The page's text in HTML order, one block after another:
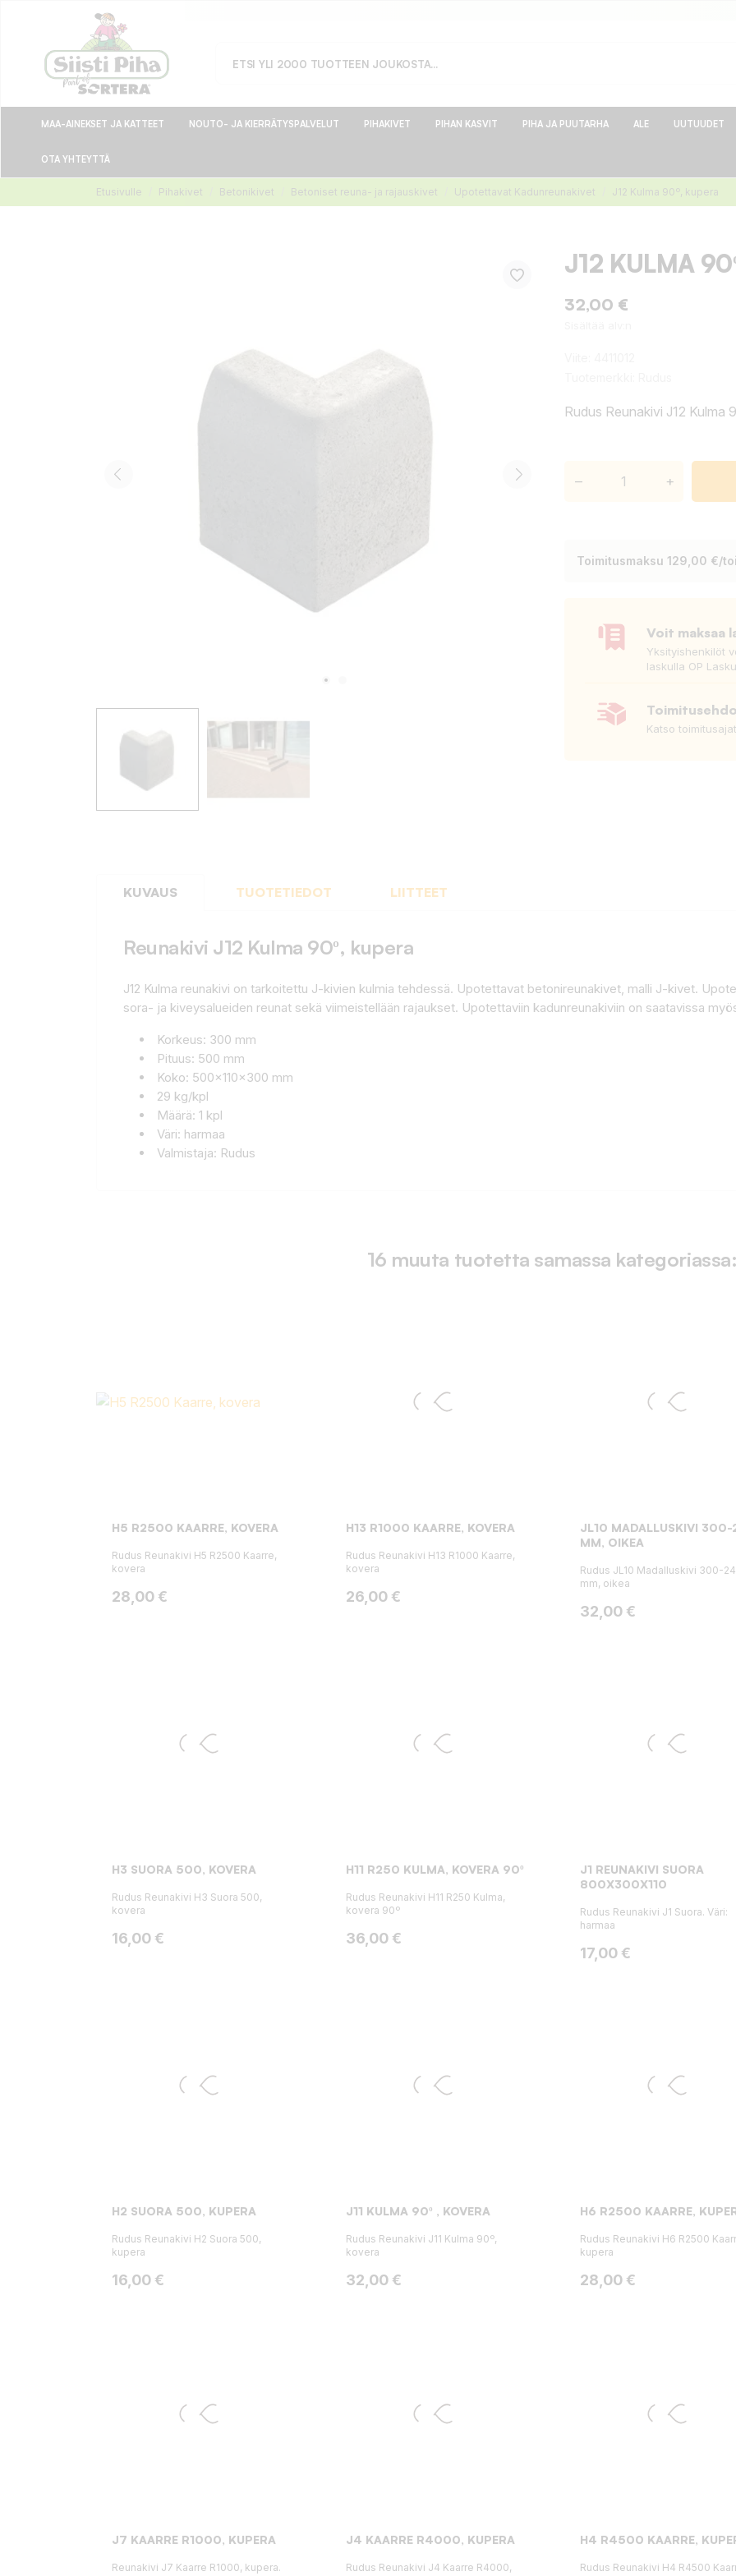
MAA-AINEKSET JA KATTEET NOUTO- JA KIERRÄTYSPALVELUT PIHAKIVET PIHAN KASVIT PIHA JA PUUTARHA ALE UUTUUDET
OTA YHTEYTTÄ
Etusivulle Pihakivet Betonikivet Betoniset reuna- ja rajauskivet Upotettavat Kadunreunakivet J12 Kulma 90º, kupera
J12 KULMA
32,00 €
Rudus Reunakivi J12 Kulma
– +
Toimitusmaksu 129,00 €/
Voit maksaa
Yksityishenkilöt
laskulla OP
Katso
KUVAUS TUOTETIEDOT LIITTEET
Reunakivi J12 Kulma 90º, kupera
J12 Kulma reunakivi on tarkoitettu J-kivien kulmia tehdessä. Upotettavat betonireunakivet, malli J-kivet.
sora- ja kiveysalueiden reunat sekä viimeistellään rajaukset. Upotettaviin kadunreunakiviin on saatavissa
Korkeus: 300 mm
Pituus: 500 mm
Koko: 500x110x300 mm
29 kg/kpl
Määrä: 1 kpl
Väri: harmaa
Valmistaja: Rudus
16 muuta tuotetta samassa
H5 R2500 KAARRE, KOVERA
Rudus Reunakivi H5 R2500 Kaarre,
kovera
Hinta
28,00 €
H13 R1000 KAARRE, KOVERA
Rudus Reunakivi H13 R1000 Kaarre,
kovera
Hinta
26,00 €
JL10 MADALLUSKIVI
MM, OIKEA
Rudus JL10 Madalluskivi 300-
mm, oikea
Hinta
32,00 €
H3 SUORA 500, KOVERA
Rudus Reunakivi H3 Suora 500,
kovera
Hinta
16,00 €
H11 R250 KULMA, KOVERA 90º
Rudus Reunakivi H11 R250 Kulma,
kovera 90º
Hinta
36,00 €
J1 REUNAKIVI SUORA
800X300X110
Rudus Reunakivi J1 Suora. Väri:
harmaa
Hinta
17,00 €
H2 SUORA 500, KUPERA
Rudus Reunakivi H2 Suora 500,
kupera
Hinta
16,00 €
J11 KULMA 90º , KOVERA
Rudus Reunakivi J11 Kulma 90º,
kovera
Hinta
32,00 €
H6 R2500 KAARRE,
Rudus Reunakivi H6 R2500
kupera
Hinta
28,00 €
J7 KAARRE R1000, KUPERA
Reunakivi J7 Kaarre R1000, kupera.
J4 KAARRE R4000, KUPERA
Rudus Reunakivi J4 Kaarre R4000,
H4 R4500 KAARRE,
Rudus Reunakivi H4 R4500